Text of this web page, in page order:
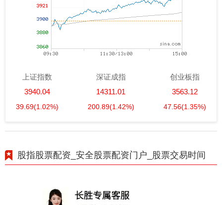
上证指数
3940.04
39.69(1.02%)
深证成指
14311.01
200.89(1.42%)
创业板指
3563.12
47.56(1.35%)
股指股票配资_安全股票配资门户_股票交易时间